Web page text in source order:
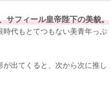
サフィール皇帝陛下の美貌。
代もとてつもない美青年っぷ
出てくると、次から次に推し